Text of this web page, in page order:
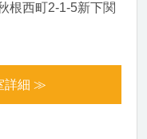
根西町2-1-5新下関
詳細 ≫